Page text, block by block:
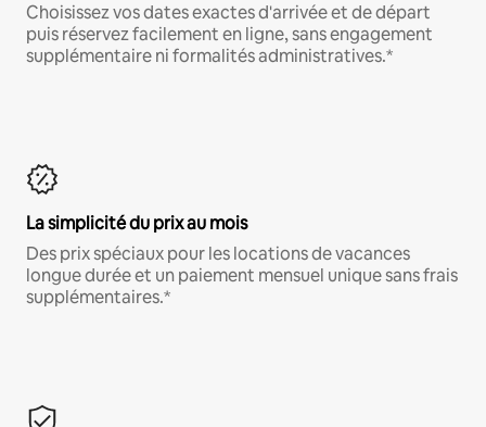
Choisissez vos dates exactes d'arrivée et de départ
puis réservez facilement en ligne, sans engagement
supplémentaire ni formalités administratives.*
La simplicité du prix au mois
Des prix spéciaux pour les locations de vacances
longue durée et un paiement mensuel unique sans frais
supplémentaires.*